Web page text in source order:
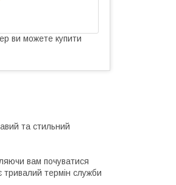
ви можете купити
та стильний
вам почуватися
тривалий термін служби